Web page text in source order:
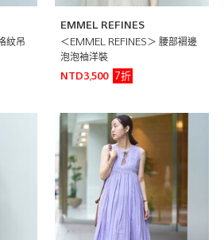
紋吊
EMMEL REFINES
＜EMMEL REFINES＞ 腰部褶邊
泡泡袖洋裝
NTD3,500
7折